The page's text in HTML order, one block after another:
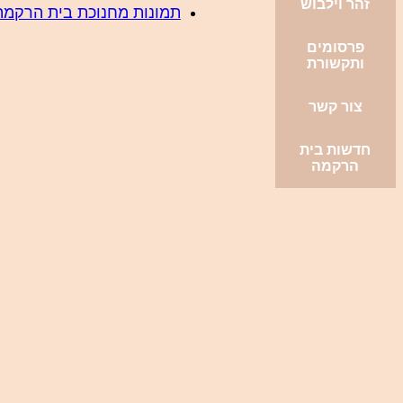
זהר וילבוש
פרסומים
ותקשורת
צור קשר
חדשות בית
הרקמה
תמונות מחנוכת בית